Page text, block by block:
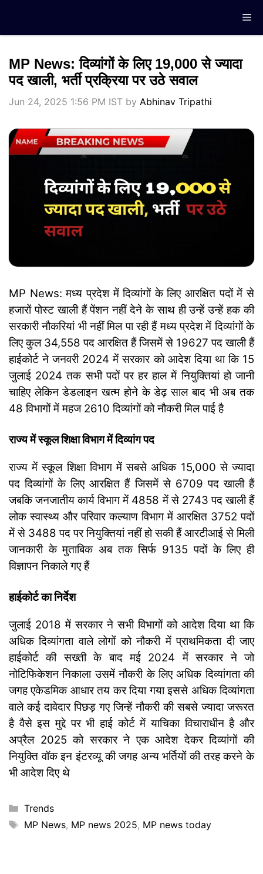
content
MP News: दिव्यांगों के लिए 19,000 से ज्यादा
पद खाली, भर्ती प्रक्रिया पर उठे सवाल
Jun 24, 2025 1:56 PM IST by Abhinav Tripathi
MP News: मध्य प्रदेश में दिव्यांगों के लिए आरक्षित पदों में से
हजारों पोस्ट खाली हैं पेंशन नहीं देने के साथ ही उन्हें उन्हें हक की
सरकारी नौकरियां भी नहीं मिल पा रही हैं मध्य प्रदेश में दिव्यांगों के
लिए कुल 34,558 पद आरक्षित हैं जिसमें से 19627 पद खाली हैं
हाईकोर्ट ने जनवरी 2024 में सरकार को आदेश दिया था कि 15
जुलाई 2024 तक सभी पदों पर हर हाल में नियुक्तियां हो जानी
चाहिए लेकिन डेडलाइन खत्म होने के डेढ़ साल बाद भी अब तक
48 विभागों में महज 2610 दिव्यांगों को नौकरी मिल पाई है
राज्य में स्कूल शिक्षा विभाग में दिव्यांग पद
राज्य में स्कूल शिक्षा विभाग में सबसे अधिक 15,000 से ज्यादा
पद दिव्यांगों के लिए आरक्षित हैं जिसमें से 6709 पद खाली हैं
जबकि जनजातीय कार्य विभाग में 4858 में से 2743 पद खाली हैं
लोक स्वास्थ्य और परिवार कल्याण विभाग में आरक्षित 3752 पदों
में से 3488 पद पर नियुक्तियां नहीं हो सकी हैं आरटीआई से मिली
जानकारी के मुताबिक अब तक सिर्फ 9135 पदों के लिए ही
विज्ञापन निकाले गए हैं
हाईकोर्ट का निर्देश
जुलाई 2018 में सरकार ने सभी विभागों को आदेश दिया था कि
अधिक दिव्यांगता वाले लोगों को नौकरी में प्राथमिकता दी जाए
हाईकोर्ट की सख्ती के बाद मई 2024 में सरकार ने जो
नोटिफिकेशन निकाला उसमें नौकरी के लिए अधिक दिव्यांगता की
जगह एकेडमिक आधार तय कर दिया गया इससे अधिक दिव्यांगता
वाले कई दावेदार पिछड़ गए जिन्हें नौकरी की सबसे ज्यादा जरूरत
है वैसे इस मुद्दे पर भी हाई कोर्ट में याचिका विचाराधीन है और
अप्रैल 2025 को सरकार ने एक आदेश देकर दिव्यांगों की
नियुक्ति वॉक इन इंटरव्यू की जगह अन्य भर्तियों की तरह करने के
भी आदेश दिए थे
Categories
Trends
Tags
MP News, MP news 2025, MP news today